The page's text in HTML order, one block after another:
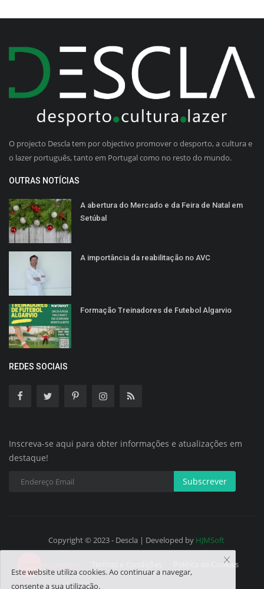
O projecto Descla tem por objectivo promover o desporto, a cultura e
o lazer português, tanto em Portugal como no resto do mundo.
OUTRAS NOTÍCIAS
A abertura do Mercado e da Feira de Natal em
Setúbal
A importância da reabilitação no AVC
Formação Treinadores de Futebol Algarvio
REDES SOCIAIS
Inscreva-se aqui para obter informações e atualizações em
destaque!
Subscrever
Copyright © 2023 - Descla | Developed by HJMSoft
Política de Cookies
Este website utiliza cookies. Ao continuar a navegar,
consente a sua utilização.